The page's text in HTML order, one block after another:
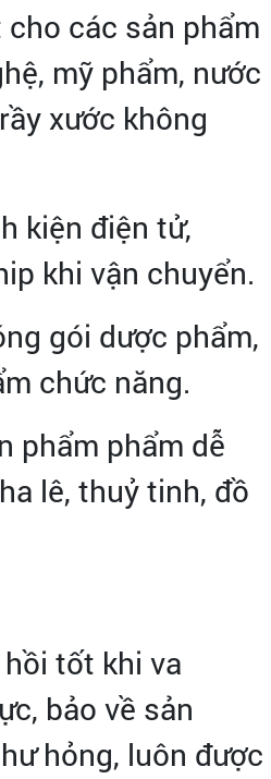
cho các sản phẩm
mỹ phẩm, nước
xước không
kiện điện tử,
khi vận chuyển.
gói dược phẩm,
chức năng.
phẩm phẩm dễ
lê, thuỷ tinh, đồ
tốt khi va
bảo về sản
hỏng, luôn được